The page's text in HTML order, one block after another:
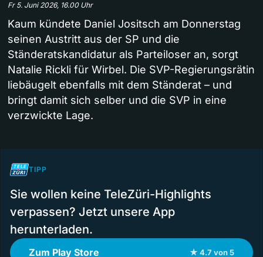
Fr 5. Juni 2026, 16.00 Uhr
Kaum kündete Daniel Jositsch am Donnerstag
seinen Austritt aus der SP und die
Ständeratskandidatur als Parteiloser an, sorgt
Natalie Rickli für Wirbel. Die SVP-Regierungsrätin
liebäugelt ebenfalls mit dem Ständerat – und
bringt damit sich selber und die SVP in eine
verzwickte Lage.
TIPP
Sie wollen keine TeleZüri-Highlights
verpassen? Jetzt unsere App
herunterladen.
Zum Play Store ★ 4.7 von 5